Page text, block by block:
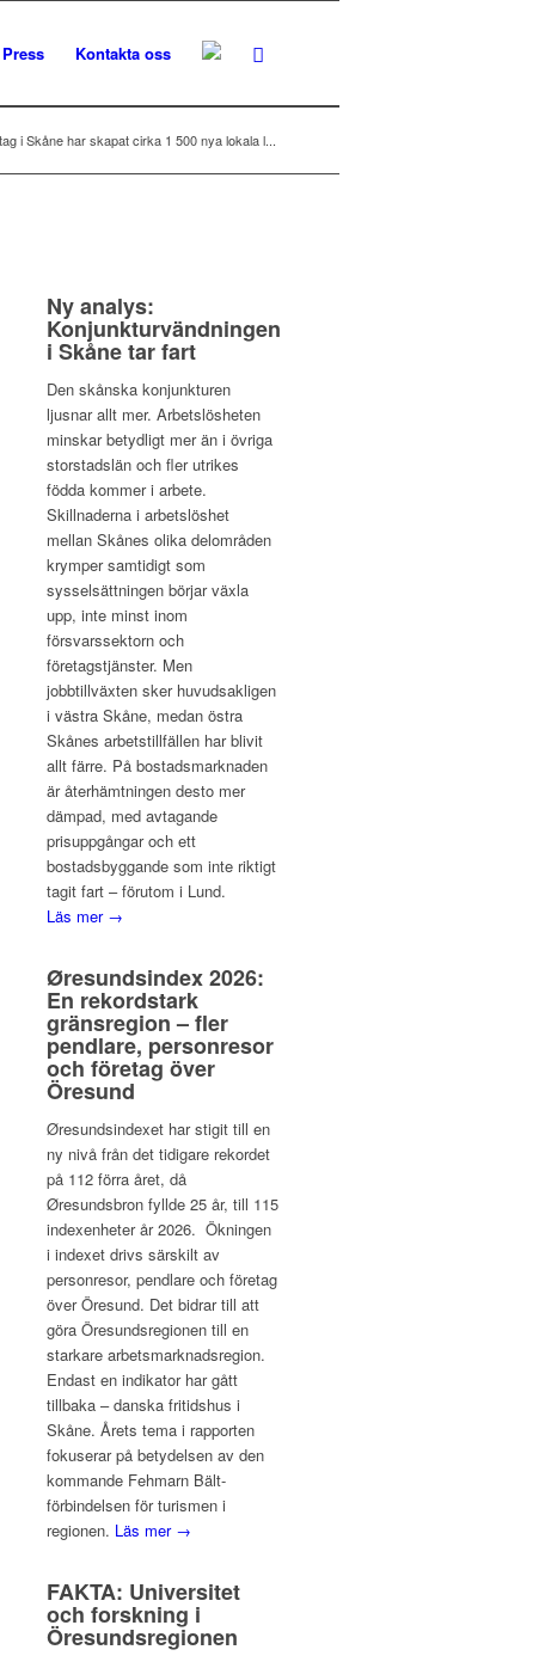
Press Kontakta oss
i Skåne har skapat cirka 1 500 nya lokala l...
Ny analys:
Konjunkturvändningen
i Skåne tar fart
Den skånska konjunkturen
ljusnar allt mer. Arbetslösheten
minskar betydligt mer än i övriga
storstadslän och fler utrikes
födda kommer i arbete.
Skillnaderna i arbetslöshet
mellan Skånes olika delområden
krymper samtidigt som
sysselsättningen börjar växla
upp, inte minst inom
försvarssektorn och
företagstjänster. Men
jobbtillväxten sker huvudsakligen
i västra Skåne, medan östra
Skånes arbetstillfällen har blivit
allt färre. På bostadsmarknaden
är återhämtningen desto mer
dämpad, med avtagande
prisuppgångar och ett
bostadsbyggande som inte riktigt
tagit fart – förutom i Lund.
Läs mer →
Øresundsindex 2026:
En rekordstark
gränsregion – fler
pendlare, personresor
och företag över
Öresund
Øresundsindexet har stigit till en
ny nivå från det tidigare rekordet
på 112 förra året, då
Øresundsbron fyllde 25 år, till 115
indexenheter år 2026. Ökningen
i indexet drivs särskilt av
personresor, pendlare och företag
över Öresund. Det bidrar till att
göra Öresundsregionen till en
starkare arbetsmarknadsregion.
Endast en indikator har gått
tillbaka – danska fritidshus i
Skåne. Årets tema i rapporten
fokuserar på betydelsen av den
kommande Fehmarn Bält-
förbindelsen för turismen i
regionen. Läs mer →
FAKTA: Universitet
och forskning i
Öresundsregionen